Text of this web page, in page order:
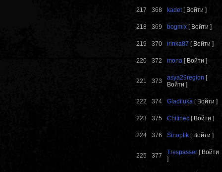
217 368 kadet[ Войти ]
218 369 bogmix [ Войти ]
219 370 irinka87 [ Войти ]
220 372 mona [ Войти ]
221 373 asya29region [
Войти ]
222 374 Gladiluka [ Войти ]
223 375 Chitinec [ Войти ]
224 376 Sinoptik [ Войти ]
225 377 Trespasser [ Войти
]